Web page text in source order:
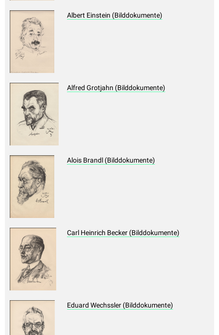
Albert Einstein (Bilddokumente)
Alfred Grotjahn (Bilddokumente)
Alois Brandl (Bilddokumente)
Carl Heinrich Becker (Bilddokumente)
Eduard Wechssler (Bilddokumente)